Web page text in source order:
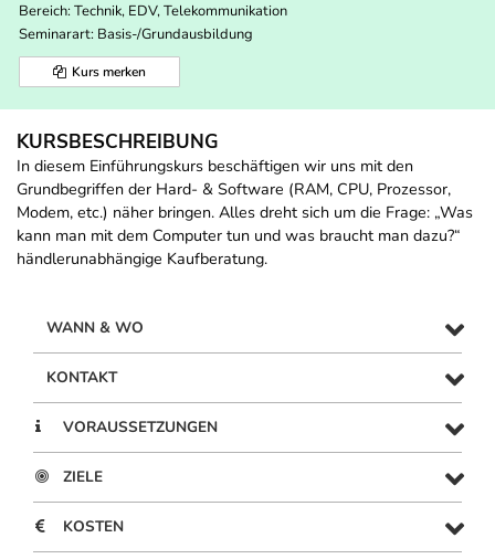
Bereich: Technik, EDV, Telekommunikation
Seminarart: Basis-/Grundausbildung
Kurs merken
KURSBESCHREIBUNG
In diesem Einführungskurs beschäftigen wir uns mit den
Grundbegriffen der Hard- & Software (RAM, CPU, Prozessor,
Modem, etc.) näher bringen. Alles dreht sich um die Frage: „Was
kann man mit dem Computer tun und was braucht man dazu?“
händlerunabhängige Kaufberatung.
WANN & WO
KONTAKT
VORAUSSETZUNGEN
ZIELE
KOSTEN